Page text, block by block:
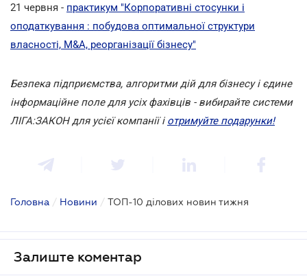
21 червня - практикум "Корпоративні стосунки і
оподаткування : побудова оптимальної структури
власності, M&A, реорганізації бізнесу"
Безпека підприємства, алгоритми дій для бізнесу і єдине
інформаційне поле для усіх фахівців - вибирайте системи
ЛІГА:ЗАКОН для усієї компанії і отримуйте подарунки!
Головна / Новини / ТОП-10 ділових новин тижня
Залиште коментар